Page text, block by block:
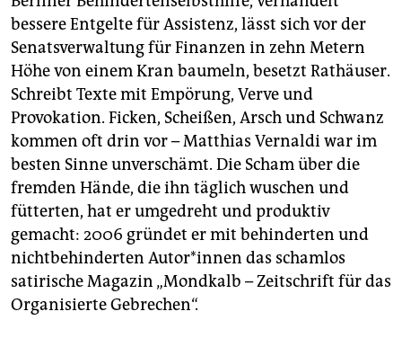
bessere Entgelte für Assistenz, lässt sich vor der
Senatsverwaltung für Finanzen in zehn Metern
Höhe von einem Kran baumeln, besetzt Rathäuser.
Schreibt Texte mit Empörung, Verve und
Provokation. Ficken, Scheißen, Arsch und Schwanz
kommen oft drin vor – Matthias Vernaldi war im
besten Sinne unverschämt. Die Scham über die
fremden Hände, die ihn täglich wuschen und
fütterten, hat er umgedreht und produktiv
gemacht: 2006 gründet er mit behinderten und
nichtbehinderten Autor*innen das schamlos
satirische Magazin „Mondkalb – Zeitschrift für das
Organisierte Gebrechen“.